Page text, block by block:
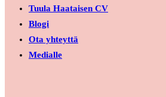
Tuula Haataisen CV
Blogi
Ota yhteyttä
Medialle